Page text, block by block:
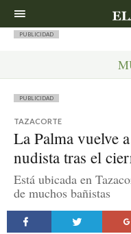
PUBLICIDAD
PUBLICIDAD
TAZACORTE
La Palma vuelve
nudista tras el
Está ubicada en
de muchos bañistas